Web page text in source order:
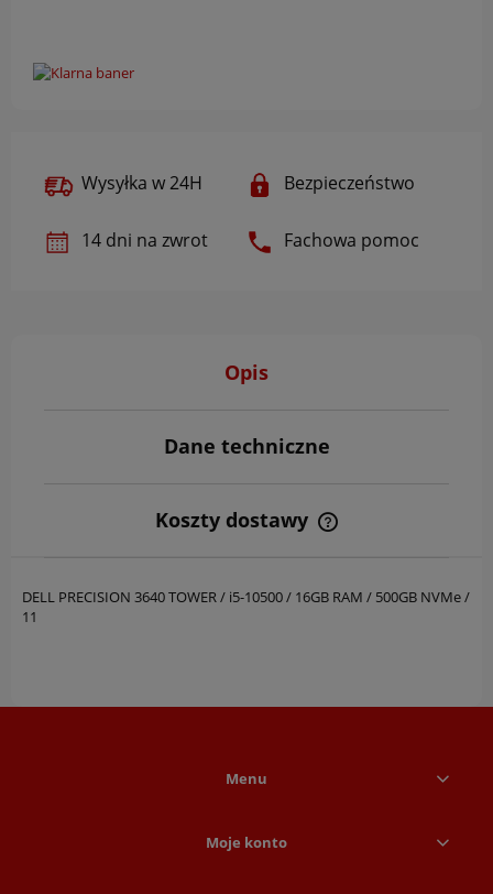
Wysyłka w 24H Bezpieczeństwo
14 dni na zwrot Fachowa pomoc
Opis
Dane techniczne
Koszty dostawy
Cena nie zawiera ewentualnych kosztów płatności
DELL PRECISION 3640 TOWER / i5-10500 / 16GB RAM / 500GB NVMe /
11
Menu
Moje konto